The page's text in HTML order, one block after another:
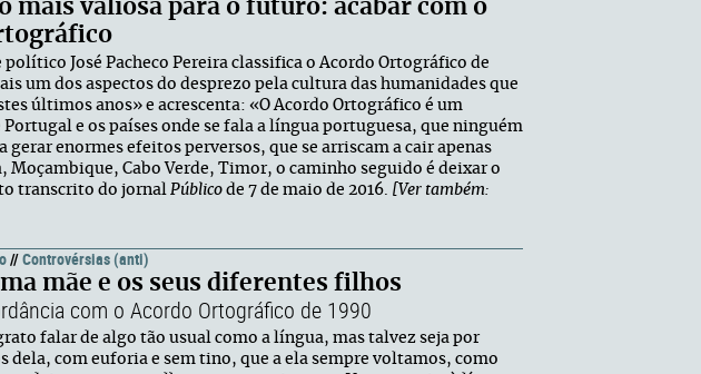
mais valiosa para o futuro: acabar com o
José Pacheco Pereira classifica o Acordo Ortográfico de
um dos aspectos do desprezo pela cultura das humanidades que
últimos anos» e acrescenta: «O Acordo Ortográfico é um
e os países onde se fala a língua portuguesa, que ninguém
gerar enormes efeitos perversos, que se arriscam a cair apenas
Cabo Verde, Timor, o caminho seguido é deixar o
transcrito do jornal Público de 7 de maio de 2016. [Ver também:
//Controvérsias (anti)
mãe e os seus diferentes filhos
com o Acordo Ortográfico de 1990
falar de algo tão usual como a língua, mas talvez seja por
dela, com euforia e sem tino, que a ela sempre voltamos, como